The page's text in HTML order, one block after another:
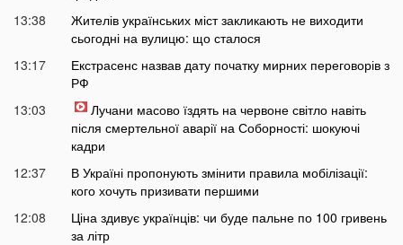
13:38
Жителів українських міст закликають не виходити
сьогодні на вулицю: що сталося
13:17
Екстрасенс назвав дату початку мирних переговорів з
РФ
13:03
Лучани масово їздять на червоне світло навіть
після смертельної аварії на Соборності: шокуючі
кадри
12:37
В Україні пропонують змінити правила мобілізації:
кого хочуть призивати першими
12:08
Ціна здивує українців: чи буде пальне по 100 гривень
за літр